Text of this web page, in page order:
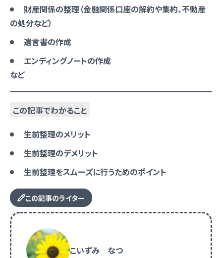
財産関係の整理（金融関係口座の解約や集約、不動産
の処分など）
遺言書の作成
エンディングノートの作成
など
この記事でわかること
生前整理のメリット
生前整理のデメリット
生前整理をスムーズに行うためのポイント
この記事のライター
こいずみ なつ